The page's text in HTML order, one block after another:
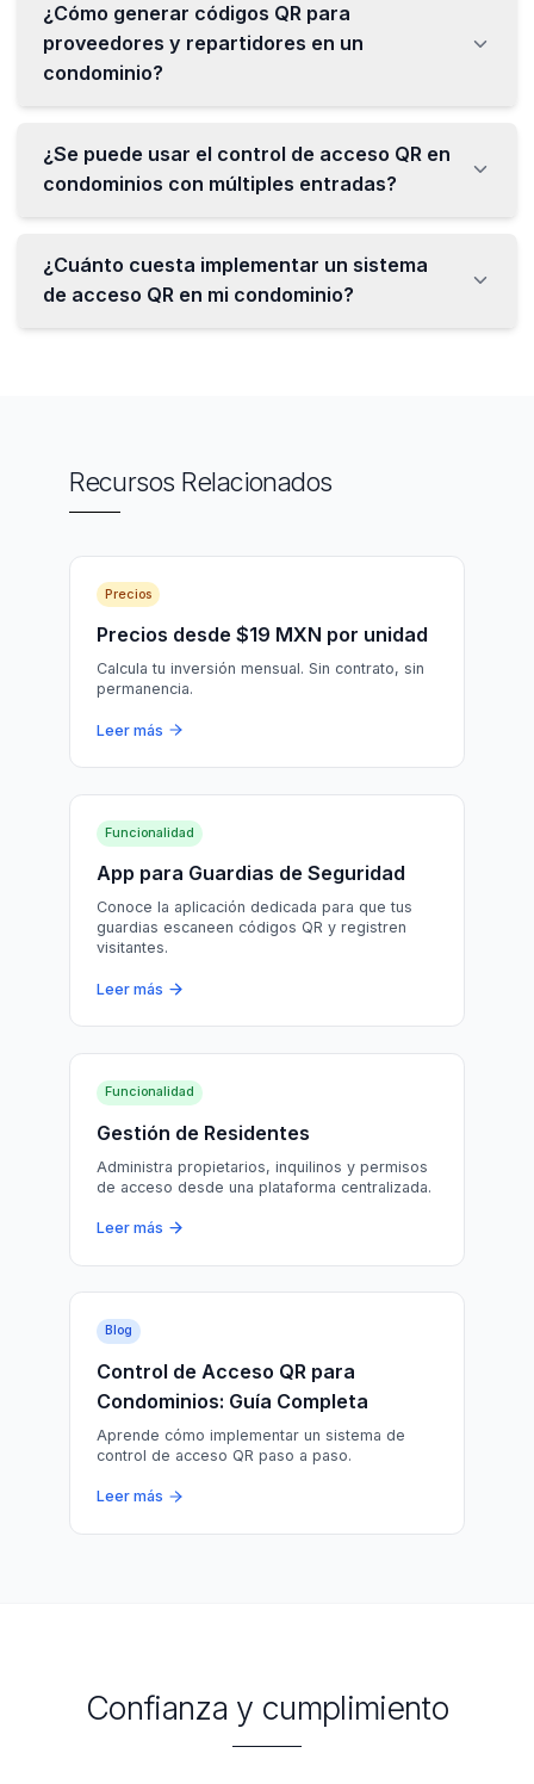
¿Cómo generar códigos QR para
proveedores y repartidores en un
condominio?
¿Se puede usar el control de acceso QR en
condominios con múltiples entradas?
¿Cuánto cuesta implementar un sistema
de acceso QR en mi condominio?
Recursos Relacionados
Precios
Precios desde $19 MXN por unidad
Calcula tu inversión mensual. Sin contrato, sin
permanencia.
Leer más
Funcionalidad
App para Guardias de Seguridad
Conoce la aplicación dedicada para que tus
guardias escaneen códigos QR y registren
visitantes.
Leer más
Funcionalidad
Gestión de Residentes
Administra propietarios, inquilinos y permisos
de acceso desde una plataforma centralizada.
Leer más
Blog
Control de Acceso QR para
Condominios: Guía Completa
Aprende cómo implementar un sistema de
control de acceso QR paso a paso.
Leer más
Confianza y cumplimiento